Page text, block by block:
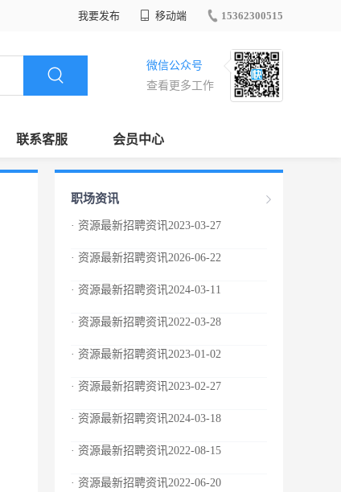
我要发布 移动端 15362300515
微信公众号
查看更多工作
联系客服 会员中心
职场资讯
· 资源最新招聘资讯2023-03-27
· 资源最新招聘资讯2026-06-22
· 资源最新招聘资讯2024-03-11
· 资源最新招聘资讯2022-03-28
· 资源最新招聘资讯2023-01-02
· 资源最新招聘资讯2023-02-27
· 资源最新招聘资讯2024-03-18
· 资源最新招聘资讯2022-08-15
· 资源最新招聘资讯2022-06-20